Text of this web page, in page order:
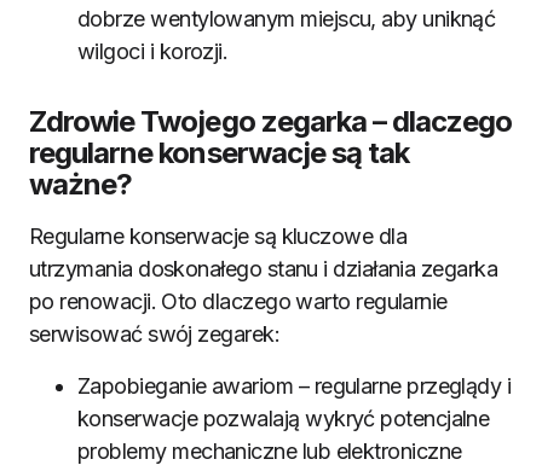
dobrze wentylowanym miejscu, aby uniknąć
wilgoci i korozji.
Zdrowie Twojego zegarka – dlaczego
regularne konserwacje są tak
ważne?
Regularne konserwacje są kluczowe dla
utrzymania doskonałego stanu i działania zegarka
po renowacji. Oto dlaczego warto regularnie
serwisować swój zegarek:
Zapobieganie awariom – regularne przeglądy i
konserwacje pozwalają wykryć potencjalne
problemy mechaniczne lub elektroniczne